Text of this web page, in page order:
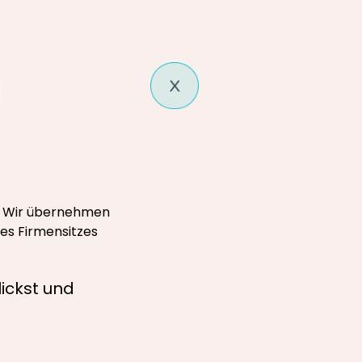
übernehmen
Firmensitzes
und